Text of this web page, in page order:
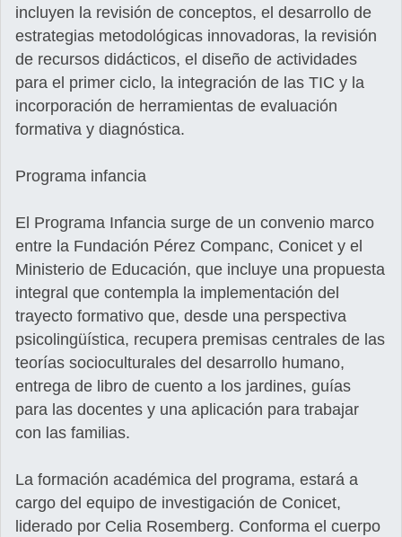
incluyen la revisión de conceptos, el desarrollo de
estrategias metodológicas innovadoras, la revisión
de recursos didácticos, el diseño de actividades
para el primer ciclo, la integración de las TIC y la
incorporación de herramientas de evaluación
formativa y diagnóstica.
Programa infancia
El Programa Infancia surge de un convenio marco
entre la Fundación Pérez Companc, Conicet y el
Ministerio de Educación, que incluye una propuesta
integral que contempla la implementación del
trayecto formativo que, desde una perspectiva
psicolingüística, recupera premisas centrales de las
teorías socioculturales del desarrollo humano,
entrega de libro de cuento a los jardines, guías
para las docentes y una aplicación para trabajar
con las familias.
La formación académica del programa, estará a
cargo del equipo de investigación de Conicet,
liderado por Celia Rosemberg. Conforma el cuerpo